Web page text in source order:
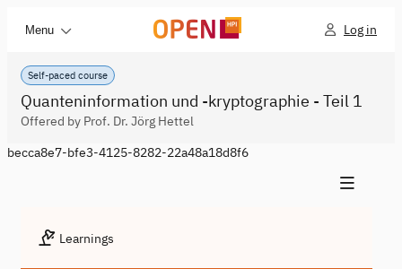
Menu Log in
Self-paced course
Quanteninformation und -kryptographie - Teil 1
Offered by Prof. Dr. Jörg Hettel
becca8e7-bfe3-4125-8282-22a48a18d8f6
Learnings